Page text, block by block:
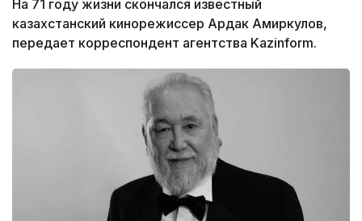
На 71 году жизни скончался известный
казахстанский кинорежиссер Ардак Амиркулов,
передает корреспондент агентства Kazinform.